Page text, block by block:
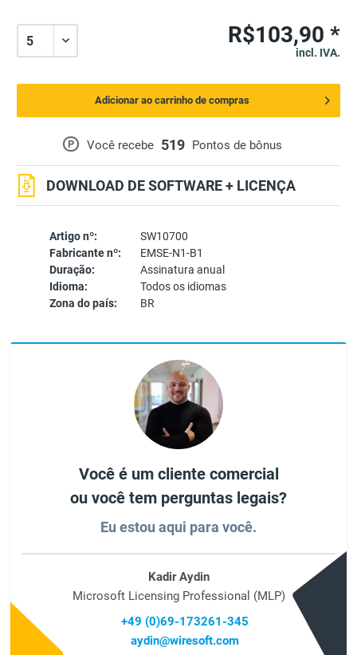
Artigo nº:
SW10700
Fabricante nº:
EMSE-N1-B1
Duração:
Assinatura anual
Idioma:
Todos os idiomas
Zona do país:
BR
P Você recebe 519 Pontos de bônus
DOWNLOAD DE SOFTWARE + LICENÇA
R$103,90 *
incl. IVA.
Adicionar ao carrinho de compras
Você é um cliente comercial
ou você tem perguntas legais?
Eu estou aqui para você.
Kadir Aydin
Microsoft Licensing Professional (MLP)
+49 (0)69-173261-345
aydin@wiresoft.com